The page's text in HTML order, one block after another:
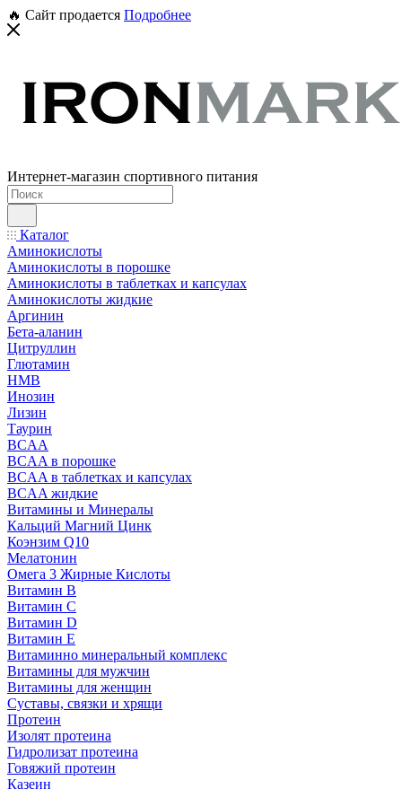
🔥 Сайт продается Подробнее
Интернет-магазин спортивного питания
Каталог
Аминокислоты
Аминокислоты в порошке
Аминокислоты в таблетках и капсулах
Аминокислоты жидкие
Аргинин
Бета-аланин
Цитруллин
Глютамин
HMB
Инозин
Лизин
Таурин
BCAA
BCAA в порошке
BCAA в таблетках и капсулах
BCAA жидкие
Витамины и Минералы
Кальций Магний Цинк
Коэнзим Q10
Мелатонин
Омега 3 Жирные Кислоты
Витамин B
Витамин C
Витамин D
Витамин E
Витаминно минеральный комплекс
Витамины для мужчин
Витамины для женщин
Суставы, связки и хрящи
Протеин
Изолят протеина
Гидролизат протеина
Говяжий протеин
Казеин